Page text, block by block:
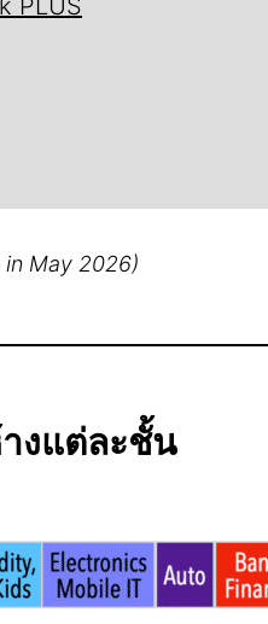
May 2026)
งแต่ละชั้น